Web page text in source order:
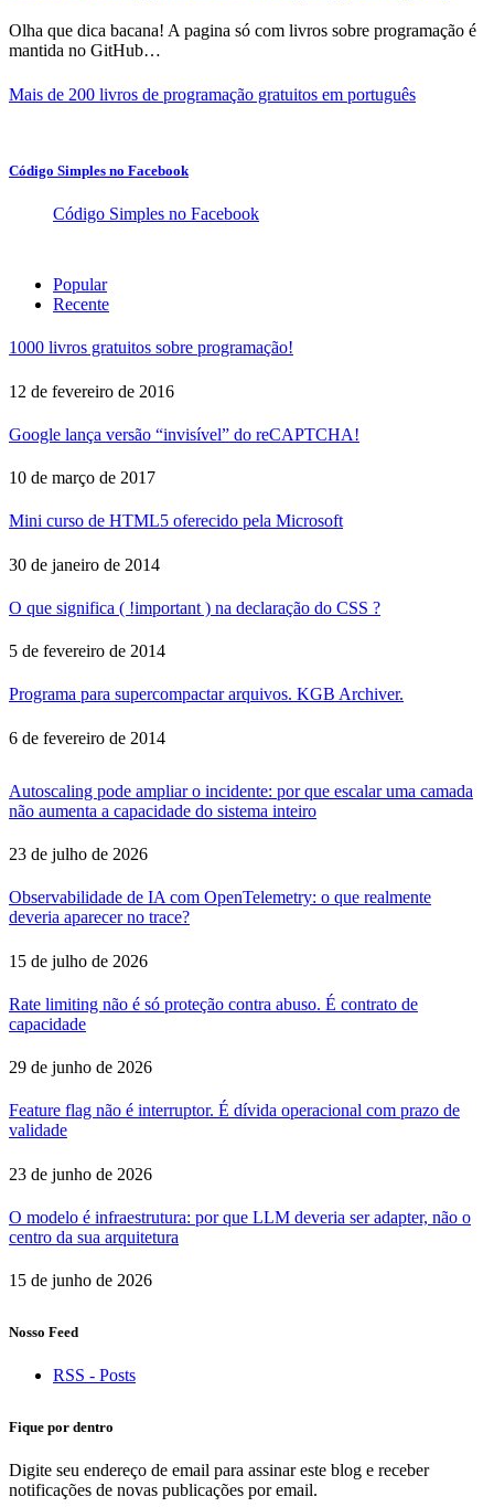
Olha que dica bacana! A pagina só com livros sobre programação é
mantida no GitHub…
Mais de 200 livros de programação gratuitos em português
Código Simples no Facebook
Código Simples no Facebook
Popular
Recente
1000 livros gratuitos sobre programação!
12 de fevereiro de 2016
Google lança versão “invisível” do reCAPTCHA!
10 de março de 2017
Mini curso de HTML5 oferecido pela Microsoft
30 de janeiro de 2014
O que significa ( !important ) na declaração do CSS ?
5 de fevereiro de 2014
Programa para supercompactar arquivos. KGB Archiver.
6 de fevereiro de 2014
Autoscaling pode ampliar o incidente: por que escalar uma camada
não aumenta a capacidade do sistema inteiro
23 de julho de 2026
Observabilidade de IA com OpenTelemetry: o que realmente
deveria aparecer no trace?
15 de julho de 2026
Rate limiting não é só proteção contra abuso. É contrato de
capacidade
29 de junho de 2026
Feature flag não é interruptor. É dívida operacional com prazo de
validade
23 de junho de 2026
O modelo é infraestrutura: por que LLM deveria ser adapter, não o
centro da sua arquitetura
15 de junho de 2026
Nosso Feed
RSS - Posts
Fique por dentro
Digite seu endereço de email para assinar este blog e receber
notificações de novas publicações por email.